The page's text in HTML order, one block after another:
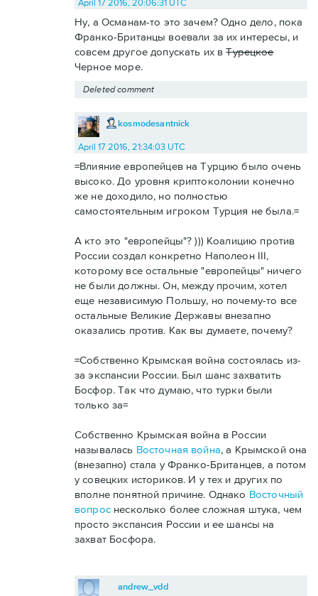
April 17 2016, 20:06:31 UTC
Ну, а Османам-то это зачем? Одно дело, пока
Франко-Британцы воевали за их интересы, и
совсем другое допускать их вТурецкое
Черное море.
Deleted comment
kosmodesantnick
April 17 2016, 21:34:03 UTC
=Влияние европейцев на Турцию было очень
высоко. До уровня криптоколонии конечно
же не доходило, но полностью
самостоятельным игроком Турция не была.=
А кто это "европейцы"? ))) Коалицию против
России создал конкретно Наполеон III,
которому все остальные "европейцы" ничего
не были должны. Он, между прочим, хотел
еще независимую Польшу, но почему-то все
остальные Великие Державы внезапно
оказались против. Как вы думаете, почему?
=Собственно Крымская война состоялась из-
за экспансии России. Был шанс захватить
Босфор. Так что думаю, что турки были
только за=
Собственно Крымская война в России
называлась Восточная война, а Крымской она
(внезапно) стала у Франко-Британцев, а потом
у совецких историков. И у тех и других по
вполне понятной причине. Однако Восточный
вопроснесколько более сложная штука, чем
просто экспансия России и ее шансы на
захват Босфора.
andrew_vdd